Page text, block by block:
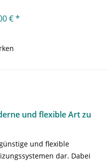
€ *
und flexible Art zu
und flexible
dar. Dabei